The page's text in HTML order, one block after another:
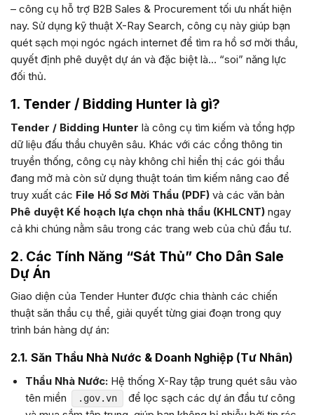
– công cụ hỗ trợ B2B Sales & Procurement tối ưu nhất hiện
nay. Sử dụng kỹ thuật X-Ray Search, công cụ này giúp bạn
quét sạch mọi ngóc ngách internet để tìm ra hồ sơ mời thầu,
quyết định phê duyệt dự án và đặc biệt là… “soi” năng lực
đối thủ.
1. Tender / Bidding Hunter là gì?
Tender / Bidding Hunter là công cụ tìm kiếm và tổng hợp
dữ liệu đấu thầu chuyên sâu. Khác với các cổng thông tin
truyền thống, công cụ này không chỉ hiển thị các gói thầu
đang mở mà còn sử dụng thuật toán tìm kiếm nâng cao để
truy xuất các File Hồ Sơ Mời Thầu (PDF) và các văn bản
Phê duyệt Kế hoạch lựa chọn nhà thầu (KHLCNT) ngay
cả khi chúng nằm sâu trong các trang web của chủ đầu tư.
2. Các Tính Năng “Sát Thủ” Cho Dân Sale
Dự Án
Giao diện của Tender Hunter được chia thành các chiến
thuật săn thầu cụ thể, giải quyết từng giai đoạn trong quy
trình bán hàng dự án:
2.1. Săn Thầu Nhà Nước & Doanh Nghiệp (Tư Nhân)
Thầu Nhà Nước:Hệ thống X-Ray tập trung quét sâu vào
tên miền
.gov.vn
để lọc sạch các dự án đầu tư công